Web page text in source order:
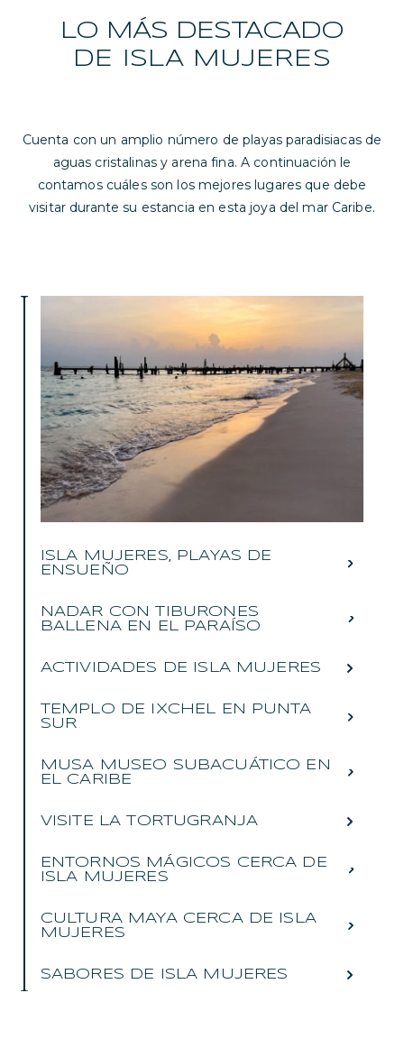
LO MÁS DESTACADO
DE ISLA MUJERES
Cuenta con un amplio número de playas paradisiacas de
aguas cristalinas y arena fina. A continuación le
contamos cuáles son los mejores lugares que debe
visitar durante su estancia en esta joya del mar Caribe.
ISLA MUJERES, PLAYAS DE
ENSUEÑO
NADAR CON TIBURONES
BALLENA EN EL PARAÍSO
ACTIVIDADES DE ISLA MUJERES
TEMPLO DE IXCHEL EN PUNTA
SUR
MUSA MUSEO SUBACUÁTICO EN
EL CARIBE
VISITE LA TORTUGRANJA
ENTORNOS MÁGICOS CERCA DE
ISLA MUJERES
CULTURA MAYA CERCA DE ISLA
MUJERES
SABORES DE ISLA MUJERES